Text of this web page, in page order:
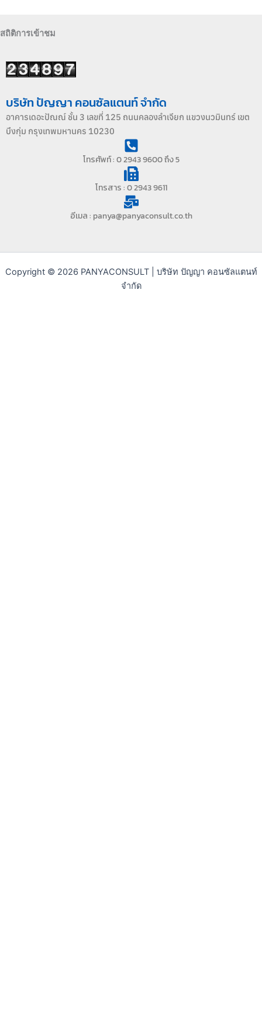
สถิติการเข้าชม
บริษัท ปัญญา คอนซัลแตนท์ จำกัด
อาคารเดอะปัณณ์ ชั้น 3 เลขที่ 125 ถนนคลองลำเจียก แขวงนวมินทร์ เขต
บึงกุ่ม กรุงเทพมหานคร 10230
โทรศัพท์ : 0 2943 9600 ถึง 5
โทรสาร : 0 2943 9611
อีเมล : panya@panyaconsult.co.th
Copyright © 2026 PANYACONSULT | บริษัท ปัญญา คอนซัลแตนท์
จำกัด